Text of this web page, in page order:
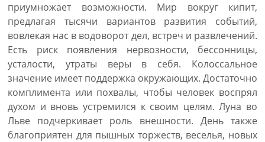
приумножает возможности. Мир вокруг кипит,
предлагая тысячи вариантов развития событий,
вовлекая нас в водоворот дел, встреч и развлечений.
Есть риск появления нервозности, бессонницы,
усталости, утраты веры в себя. Колоссальное
значение имеет поддержка окружающих. Достаточно
комплимента или похвалы, чтобы человек воспрял
духом и вновь устремился к своим целям. Луна во
Льве подчеркивает роль внешности. День также
благоприятен для пышных торжеств, веселья, новых